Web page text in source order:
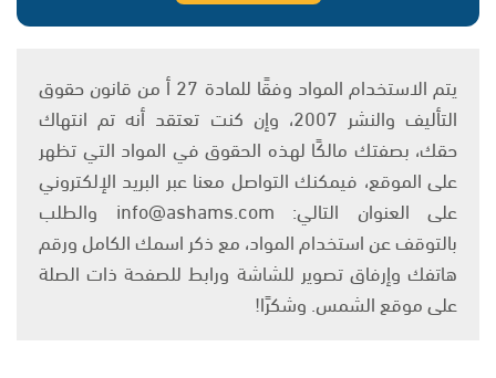
يتم الاستخدام المواد وفقًا للمادة 27 أ من قانون حقوق
التأليف والنشر 2007، وإن كنت تعتقد أنه تم انتهاك
حقك، بصفتك مالكًا لهذه الحقوق في المواد التي تظهر
على الموقع، فيمكنك التواصل معنا عبر البريد الإلكتروني
على العنوان التالي: info@ashams.com والطلب
بالتوقف عن استخدام المواد، مع ذكر اسمك الكامل ورقم
هاتفك وإرفاق تصوير للشاشة ورابط للصفحة ذات الصلة
على موقع الشمس. وشكرًا!